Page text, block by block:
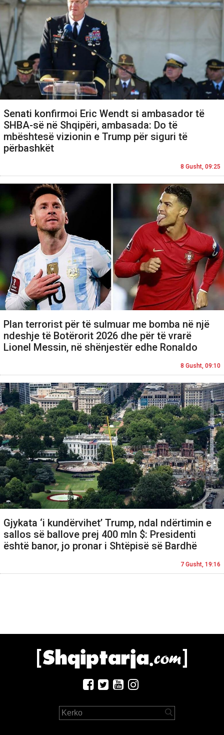
Senati konfirmoi Eric Wendt si ambasador të
SHBA-së në Shqipëri, ambasada: Do të
mbështesë vizionin e Trump për siguri të
përbashkët
8 Gusht, 09:25
Plan terrorist për të sulmuar me bomba në një
ndeshje të Botërorit 2026 dhe për të vrarë
Lionel Messin, në shënjestër edhe Ronaldo
8 Gusht, 09:10
Gjykata ‘i kundërvihet’ Trump, ndal ndërtimin e
sallos së ballove prej 400 mln $: Presidenti
është banor, jo pronar i Shtëpisë së Bardhë
7 Gusht, 19:16